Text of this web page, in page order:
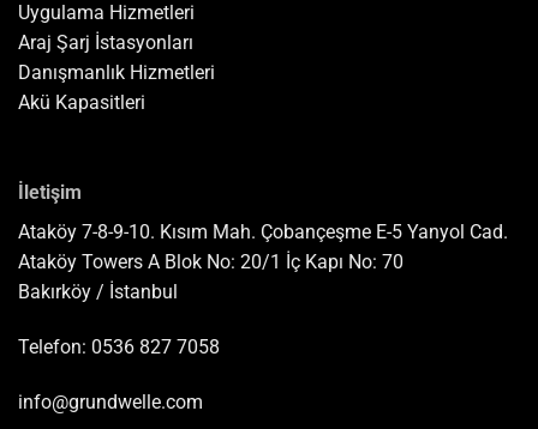
Uygulama Hizmetleri
Araj Şarj İstasyonları
Danışmanlık Hizmetleri
Akü Kapasitleri
İletişim
Ataköy 7-8-9-10. Kısım Mah. Çobançeşme E-5 Yanyol Cad.
Ataköy Towers A Blok No: 20/1 İç Kapı No: 70
Bakırköy / İstanbul
Telefon: 0536 827 7058
info@grundwelle.com